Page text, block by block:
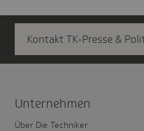
Kontakt TK-Presse &
Unter­nehmen
Über Die Techniker